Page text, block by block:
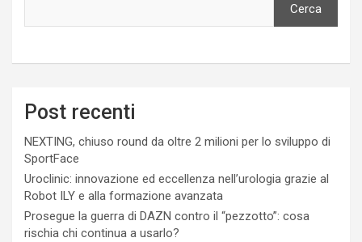
Cerca
Post recenti
NEXTING, chiuso round da oltre 2 milioni per lo sviluppo di
SportFace
Uroclinic: innovazione ed eccellenza nell’urologia grazie al
Robot ILY e alla formazione avanzata
Prosegue la guerra di DAZN contro il “pezzotto”: cosa
rischia chi continua a usarlo?